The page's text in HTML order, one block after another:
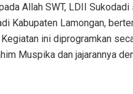
Allah SWT, LDII
Kabupaten Lamongan,
ini diprogramkan
Muspika dan jajarannya